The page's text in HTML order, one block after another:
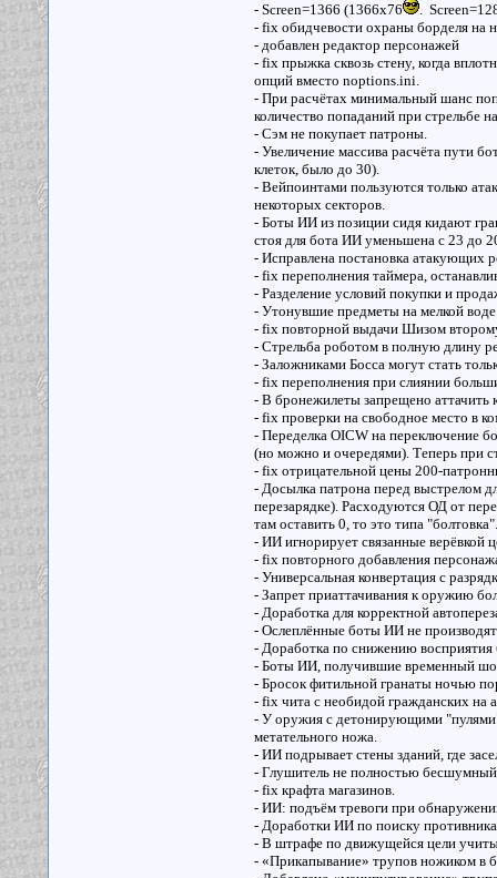
- Screen=1366 (1366х76
.
- fix обидчевости охраны борделя на
- добавлен редактор персонажей
- fix прыжка сквозь стену, когда
опций вместо noptions.ini.
- При расчётах минимальный шанс
количество попаданий при стрельбе
- Сэм не покупает патроны.
- Увеличение массива расчёта пути
клеток, было до 30).
- Вейпоинтами пользуются только
некоторых секторов.
- Боты ИИ из позиции сидя кидают
стоя для бота ИИ уменьшена с 23 до
- Исправлена постановка атакующих
- fix переполнения таймера,
- Разделение условий покупки и
- Утонувшие предметы на мелкой
- fix повторной выдачи Шизом
- Стрельба роботом в полную длину
- Заложниками Босса могут стать
- fix переполнения при слиянии
- В бронежилеты запрещено
- fix проверки на свободное место в
- Переделка OICW на переключение
(но можно и очередями). Теперь при
- fix отрицательной цены 200-
- Досылка патрона перед выстрелом
перезарядке). Расходуются ОД от
там оставить 0, то это типа
- ИИ игнорирует связанные верёвкой
- fix повторного добавления
- Универсальная конвертация с
- Запрет приаттачивания к оружию
- Доработка для корректной
- Ослеплённые боты ИИ не производят
- Доработка по снижению
- Боты ИИ, получившие временный
- Бросок фитильной гранаты ночью
- fix чита с необидой гражданских на
- У оружия с детонирующими
метательного ножа.
- ИИ подрывает стены зданий, где
- Глушитель не полностью
- fix крафта магазинов.
- ИИ: подъём тревоги при
- Доработки ИИ по поиску
- В штрафе по движущейся цели
- «Прикапывание» трупов ножиком в